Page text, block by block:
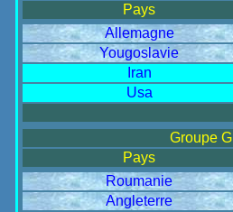
Pays
Allemagne
Yougoslavie
Iran
Usa
Groupe G
Pays
Roumanie
Angleterre